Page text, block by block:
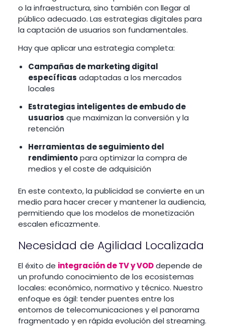
o la infraestructura, sino también con llegar al
público adecuado. Las estrategias digitales para
la captación de usuarios son fundamentales.
Hay que aplicar una estrategia completa:
Campañas de marketing digital
específicas adaptadas a los mercados
locales
Estrategias inteligentes de embudo de
usuarios que maximizan la conversión y la
retención
Herramientas de seguimiento del
rendimientopara optimizar la compra de
medios y el coste de adquisición
En este contexto, la publicidad se convierte en un
medio para hacer crecer y mantener la audiencia,
permitiendo que los modelos de monetización
escalen eficazmente.
Necesidad de Agilidad Localizada
El éxito de integración de TV y VODdepende de
un profundo conocimiento de los ecosistemas
locales: económico, normativo y técnico. Nuestro
enfoque es ágil: tender puentes entre los
entornos de telecomunicaciones y el panorama
fragmentado y en rápida evolución del streaming.